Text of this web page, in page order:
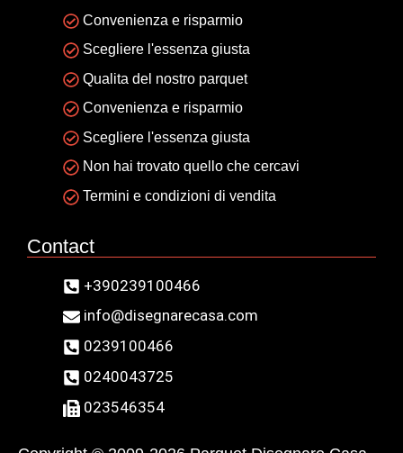
Convenienza e risparmio
Scegliere l'essenza giusta
Qualita del nostro parquet
Convenienza e risparmio
Scegliere l'essenza giusta
Non hai trovato quello che cercavi
Termini e condizioni di vendita
Contact
+390239100466
info@disegnarecasa.com
0239100466
0240043725
023546354